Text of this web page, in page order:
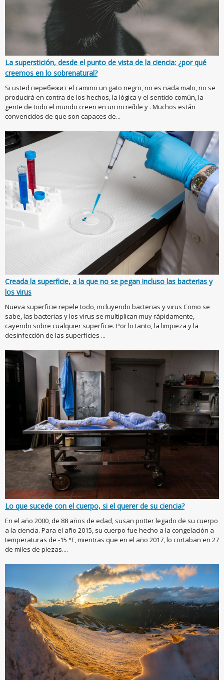
La superstición, desde el punto de vista de la ciencia: ¿por qué
creemos en lo sobrenatural?
Si usted перебежит el camino un gato negro, no es nada malo, no se
producirá en contra de los hechos, la lógica y el sentido común, la
gente de todo el mundo creen en un increíble y . Muchos están
convencidos de que son capaces de...
Creada la superficie, a la que no se pegan incluso las bacterias y
los virus
Nueva superficie repele todo, incluyendo bacterias y virus Como se
sabe, las bacterias y los virus se multiplican muy rápidamente,
cayendo sobre cualquier superficie. Por lo tanto, la limpieza y la
desinfección de las superficies ...
Lo que sucede con el cuerpo, si el querer de su ciencia?
En el año 2000, de 88 años de edad, susan potter legado de su cuerpo
a la ciencia. Para el año 2015, su cuerpo fue hecho a la congelación a
temperaturas de -15 °F, mientras que en el año 2017, lo cortaban en 27
de miles de piezas....